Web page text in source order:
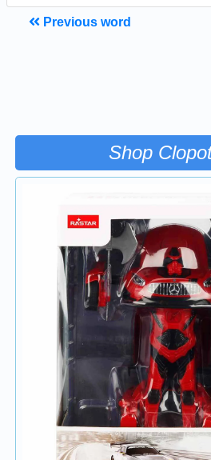
Previous word
Shop